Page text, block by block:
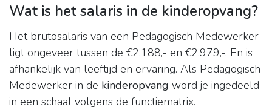
Wat is het salaris in de kinderopvang?
Het brutosalaris van een Pedagogisch Medewerker
ligt ongeveer tussen de €2.188,- en €2.979,-. En is
afhankelijk van leeftijd en ervaring. Als Pedagogisch
Medewerker in de kinderopvang word je ingedeeld
in een schaal volgens de functiematrix.